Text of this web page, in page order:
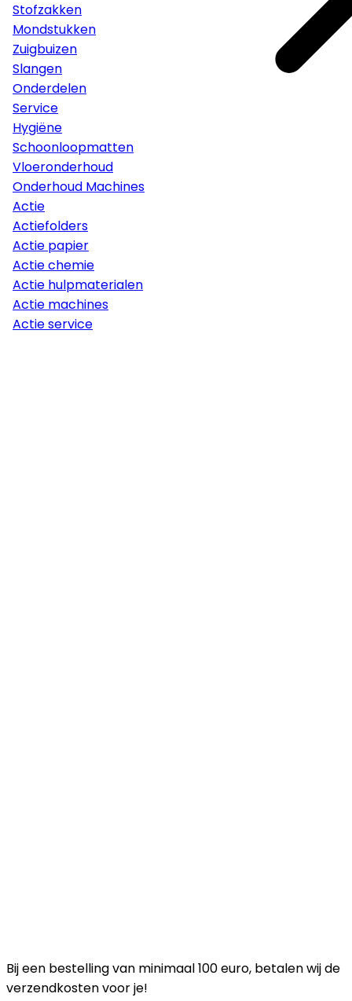
Bij een bestelling van minimaal 100 euro, betalen wij de
verzendkosten voor je!
Stofzakken
Mondstukken
Zuigbuizen
Slangen
Onderdelen
Service
Hygiëne
Schoonloopmatten
Vloeronderhoud
Onderhoud Machines
Actie
Actiefolders
Actie papier
Actie chemie
Actie hulpmaterialen
Actie machines
Actie service